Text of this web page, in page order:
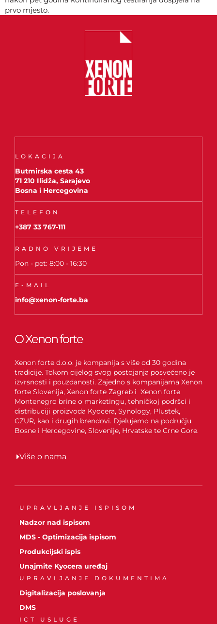
prvo mjesto.
LOKACIJA
Butmirska cesta 43
71 210 Ilidža, Sarajevo
Bosna i Hercegovina
TELEFON
+387 33 767-111
RADNO VRIJEME
Pon - pet: 8:00 - 16:30
E-MAIL
info@xenon-forte.ba
O Xenon forte
Xenon forte d.o.o. je kompanija s više od 30 godina
tradicije. Tokom cijelog svog postojanja posvećeno je
izvrsnosti i pouzdanosti. Zajedno s kompanijama Xenon
forte Slovenija, Xenon forte Zagreb i Xenon forte
Montenegro brine o marketingu, tehničkoj podršci i
distribuciji proizvoda Kyocera, Synology, Plustek,
CZUR, kao i drugih brendovi. Djelujemo na području
Bosne i Hercegovine, Slovenije, Hrvatske te Crne Gore.
Više o nama
UPRAVLJANJE ISPISOM
Nadzor nad ispisom
MDS - Optimizacija ispisom
Produkcijski ispis
Unajmite Kyocera uređaj
UPRAVLJANJE DOKUMENTIMA
Digitalizacija poslovanja
DMS
ICT USLUGE